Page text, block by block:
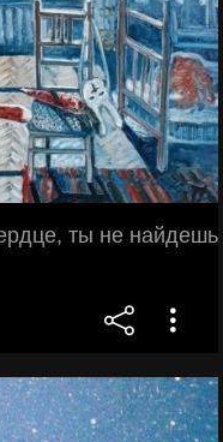
ты не найдешь